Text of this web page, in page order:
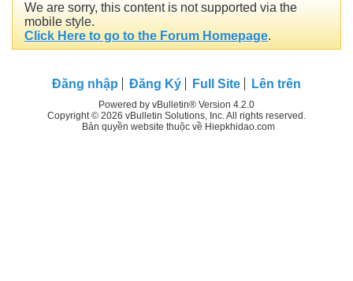
We are sorry, this content is not supported via the
mobile style.
Click Here to go to the Forum Homepage.
Đăng nhập Đăng Ký Full Site Lên trên
Powered by vBulletin® Version 4.2.0
Copyright © 2026 vBulletin Solutions, Inc. All rights reserved.
Bản quyền website thuộc về Hiepkhidao.com